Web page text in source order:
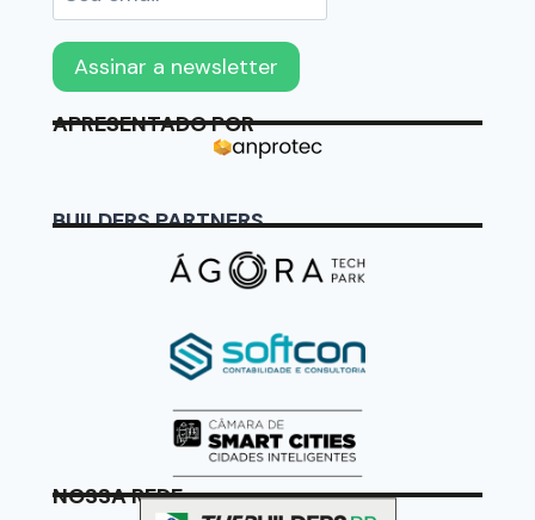
APRESENTADO POR
BUILDERS PARTNERS
NOSSA REDE